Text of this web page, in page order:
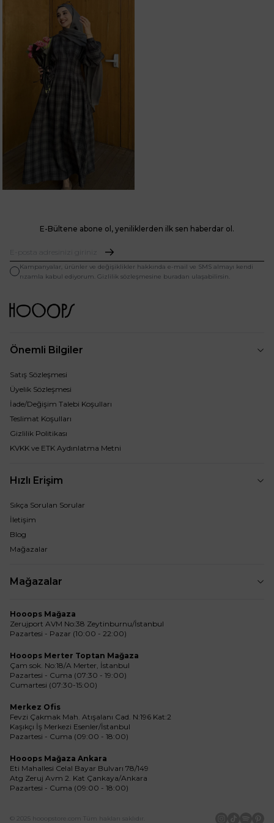
E-Bültene abone ol, yeniliklerden ilk sen haberdar ol.
Kampanyalar, ürünler ve değişiklikler hakkında e-mail ve SMS almayı kendi
rızamla kabul ediyorum. Gizlilik sözleşmesine buradan ulaşabilirsin.
Önemli Bilgiler
Satış Sözleşmesi
Üyelik Sözleşmesi
İade/Değişim Talebi Koşulları
Teslimat Koşulları
Gizlilik Politikası
KVKK ve ETK Aydınlatma Metni
Hızlı Erişim
Sıkça Sorulan Sorular
İletişim
Blog
Mağazalar
Mağazalar
Hooops Mağaza
Zerujport AVM No:38 Zeytinburnu/İstanbul
Pazartesi - Pazar (10:00 - 22:00)
Hooops Merter Toptan Mağaza
Çam sok. No:18/A Merter, İstanbul
Pazartesi - Cuma (07:30 - 19:00)
Cumartesi (07:30-15:00)
Merkez Ofis
Fevzi Çakmak Mah. Atışalanı Cad. N:196 Kat:2
Kaşıkçı İş Merkezi Esenler/İstanbul
Pazartesi - Cuma (09:00 - 18:00)
Hooops Mağaza Ankara
Eti Mahallesi Celal Bayar Bulvarı 78/149
Atg Zeruj Avm 2. Kat Çankaya/Ankara
Pazartesi - Cuma (09:00 - 18:00)
© 2025 hooopstore.com Tüm hakları saklıdır.